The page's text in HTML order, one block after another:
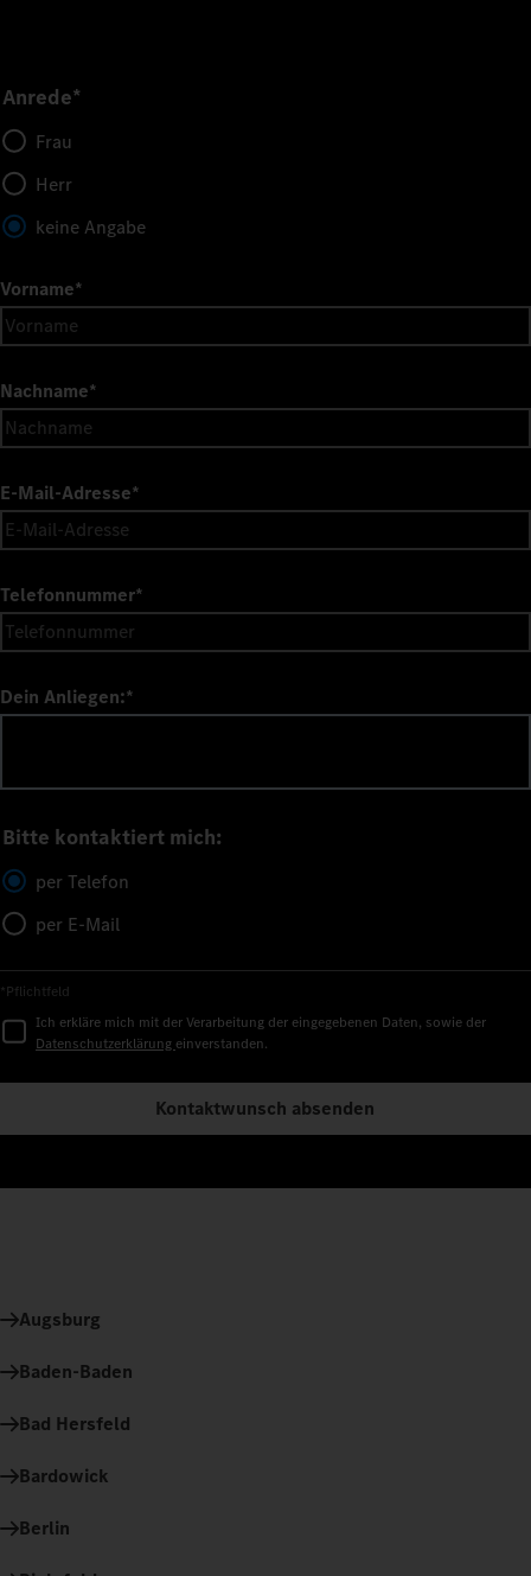
Anrede*
Frau
Herr
keine Angabe
Vorname*
Nachname*
E-Mail-Adresse*
Telefonnummer*
Dein Anliegen:*
Bitte kontaktiert mich:
per Telefon
per E-Mail
*Pflichtfeld
Ich erkläre mich mit der Verarbeitung der eingegebenen Daten, sowie der
Datenschutzerklärung einverstanden.
Kontaktwunsch absenden
Augsburg
Baden-Baden
Bad Hersfeld
Bardowick
Berlin